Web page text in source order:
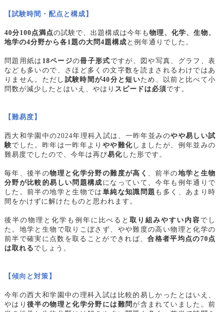
【試験時間・配点と構成】
40分100点満点の試験で、出題構成は今年も物理、化学、生物、
地学の4分野から各1題の大問4題構成 と例年通りでした。
問題用紙は 18ページの冊子形式 ですが、図や写真、グラフ、表
なども多いので、さほど多くの文字数を読まされるわけではあ
りません。ただし 試験時間が40分と短いため、以前と比べて小
問数が減少したとはいえ、やはり スピードは必須です。
【難易度】
西大和学園中の2024年理科入試は、一昨年並みのやや易しい試
験でした。昨年は一昨年より やや難化 しましたが、例年並みの
難易度でしたので、今年は再び易化した形です。
毎年、後半の物理と化学分野の難度が高く 、前半の地学と生物
分野が比較的易しい問題構成 になっていて、今年も例年通りで
した。前半の地学と生物では 単純な知識問題 も多く、あまり時
間をかけずに解けたものと思われます。
後半の物理と化学も例年に比べると取り組みやすい内容 でし
た。地学と生物で取りこぼさず、やや難度の高い物理と化学の
前半で確実に点数を取ることができれば、合格者平均点の70点
は取れる でしょう。
【傾向と対策】
今年の西大和学園中の理科入試は比較的易しかったとはいえ、
やはり後半の物理と化学分野には難問が含まれていました。前